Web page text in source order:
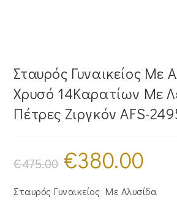
Σταυρός Γυναικείος Με
Χρυσό 14Καρατίων Με
Πέτρες Ζιργκόν AFS-
€475.00
Original
price
was:
€380.00
€380.00.
Σταυρός Γυναικείος Με Αλυσίδα